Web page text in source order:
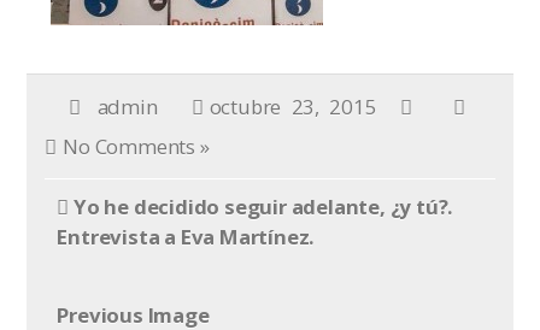
admin
octubre 23, 2015
No Comments »
Yo he decidido seguir adelante, ¿y tú?.
Entrevista a Eva Martínez.
Previous Image